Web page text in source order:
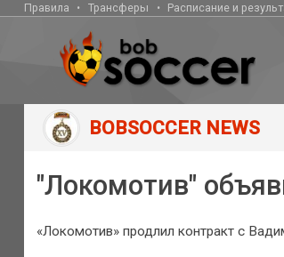
Правила Трансферы Расписание и
BOBSOCCER NEWS
"Локомотив"
«Локомотив» продлил контракт с